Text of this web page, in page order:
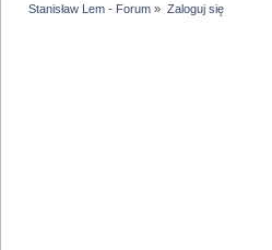
Stanisław Lem - Forum » Zaloguj się